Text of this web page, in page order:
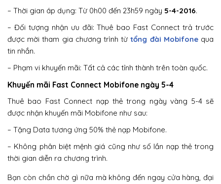
– Thời gian áp dụng: Từ 0h00 đến 23h59 ngày 5-4-2016.
– Đối tượng nhận ưu đãi: Thuê bao Fast Connect trả trước
được mời tham gia chương trình từtổng đài Mobifonequa
tin nhắn.
– Phạm vi khuyến mãi: Tất cả các tỉnh thành trên toàn quốc.
Khuyến mãi Fast Connect Mobifone ngày 5-4
Thuê bao Fast Connect nạp thẻ trong ngày vàng 5-4 sẽ
được nhận khuyến mãi Mobifone như sau:
– Tặng Data tương ứng 50% thẻ nạp Mobifone.
– Không phân biệt mệnh giá cũng như số lần nạp thẻ trong
thời gian diễn ra chương trình.
Bạn còn chần chờ gì nữa mà không đến ngay cửa hàng, đại